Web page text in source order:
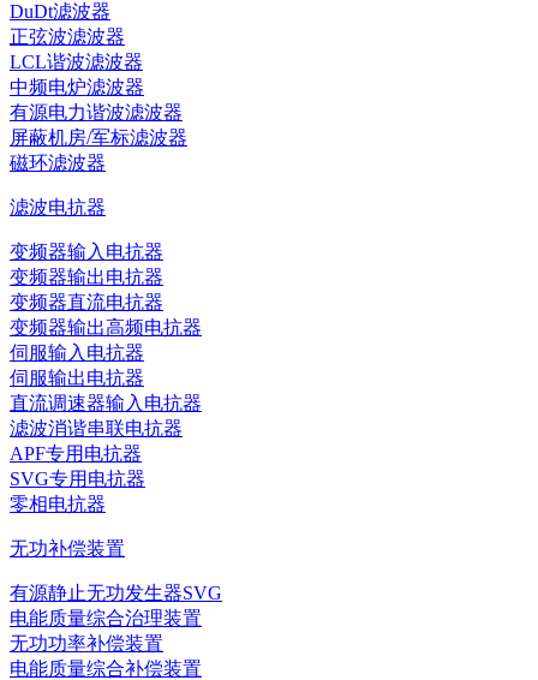
DuDt滤波器
正弦波滤波器
LCL谐波滤波器
中频电炉滤波器
有源电力谐波滤波器
屏蔽机房/军标滤波器
磁环滤波器
滤波电抗器
变频器输入电抗器
变频器输出电抗器
变频器直流电抗器
变频器输出高频电抗器
伺服输入电抗器
伺服输出电抗器
直流调速器输入电抗器
滤波消谐串联电抗器
APF专用电抗器
SVG专用电抗器
零相电抗器
无功补偿装置
有源静止无功发生器SVG
电能质量综合治理装置
无功功率补偿装置
电能质量综合补偿装置